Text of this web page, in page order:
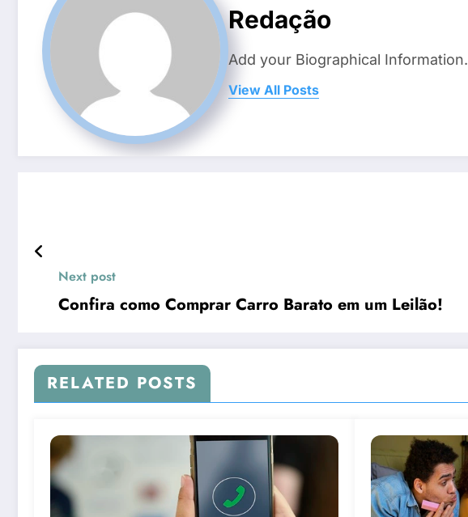
Redação
Add your Biographical Information.
View All Posts
Next post
Confira como Comprar Carro Barato em um Leilão!
RELATED POSTS